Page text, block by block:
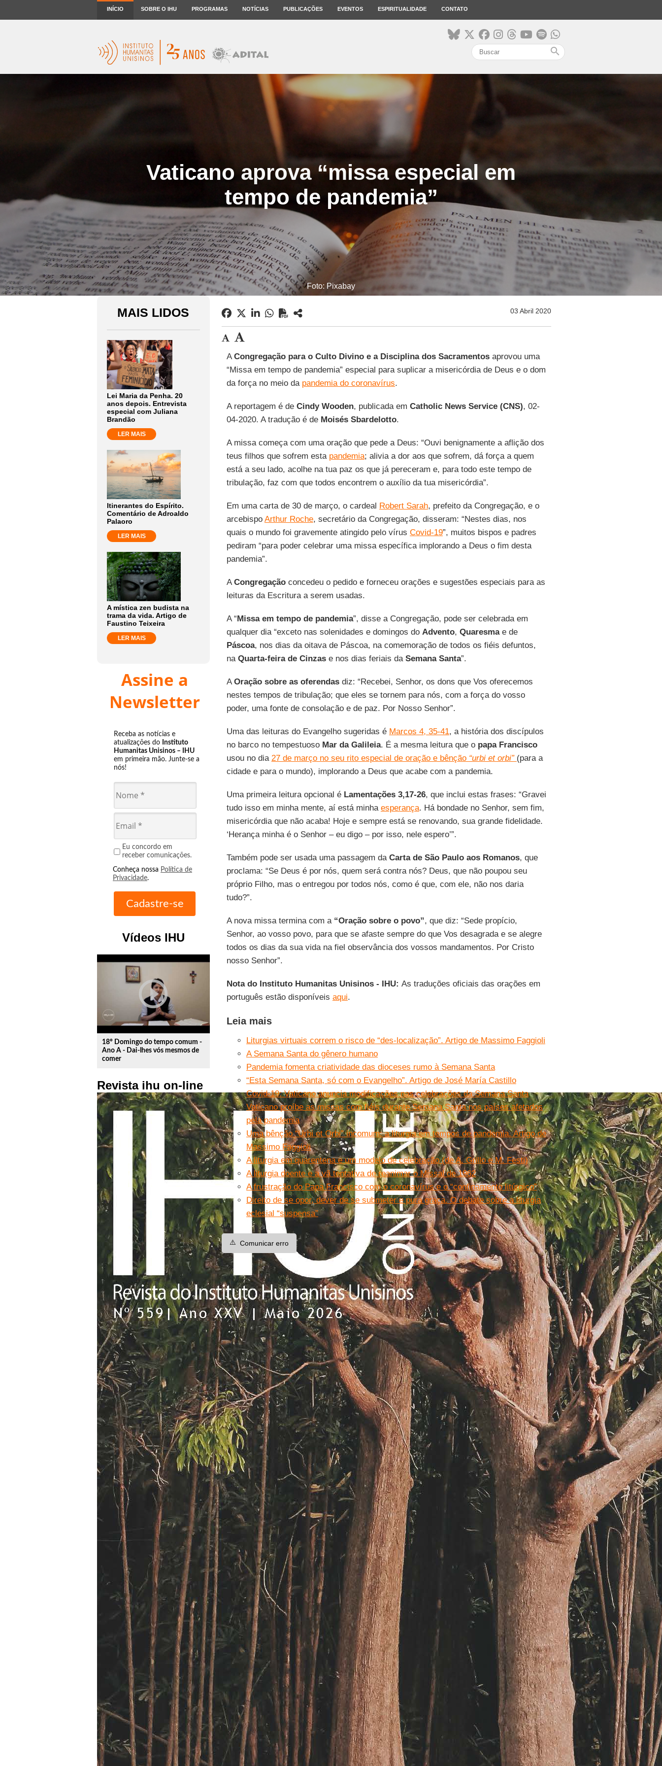
INÍCIO SOBRE O IHU PROGRAMAS NOTÍCIAS PUBLICAÇÕES EVENTOS ESPIRITUALIDADE CONTATO
search
Vaticano aprova “missa especial em
tempo de pandemia”
Foto: Pixabay
MAIS LIDOS
Lei Maria da Penha. 20
anos depois. Entrevista
especial com Juliana
Brandão
LER MAIS
Itinerantes do Espírito.
Comentário de Adroaldo
Palaoro
LER MAIS
A mística zen budista na
trama da vida. Artigo de
Faustino Teixeira
LER MAIS
Assine a
Newsletter
Receba as notícias e
atualizações do Instituto
Humanitas Unisinos – IHU
em primeira mão. Junte-se a
nós!
Eu concordo em
receber comunicações.
Conheça nossa Política de
Privacidade.
Vídeos IHU
play_circle_outline
18º Domingo do tempo comum -
Ano A - Dai-lhes vós mesmos de
comer
Revista ihu on-line
03 Abril 2020
ACongregação para o Culto Divino e a Disciplina dos Sacramentosaprovou uma
“Missa em tempo de pandemia” especial para suplicar a misericórdia de Deus e o dom
da força no meio da pandemia do coronavírus.
A reportagem é de Cindy Wooden, publicada em Catholic News Service (CNS), 02-
04-2020. A tradução é de Moisés Sbardelotto.
A missa começa com uma oração que pede a Deus: “Ouvi benignamente a aflição dos
teus filhos que sofrem esta pandemia; alivia a dor aos que sofrem, dá força a quem
está a seu lado, acolhe na tua paz os que já pereceram e, para todo este tempo de
tribulação, faz com que todos encontrem o auxílio da tua misericórdia”.
Em uma carta de 30 de março, o cardeal Robert Sarah, prefeito da Congregação, e o
arcebispo Arthur Roche, secretário da Congregação, disseram: “Nestes dias, nos
quais o mundo foi gravemente atingido pelo vírus Covid-19”, muitos bispos e padres
pediram “para poder celebrar uma missa específica implorando a Deus o fim desta
pandemia”.
ACongregaçãoconcedeu o pedido e forneceu orações e sugestões especiais para as
leituras da Escritura a serem usadas.
A “Missa em tempo de pandemia”, disse a Congregação, pode ser celebrada em
qualquer dia “exceto nas solenidades e domingos do Advento, Quaresmae de
Páscoa, nos dias da oitava de Páscoa, na comemoração de todos os fiéis defuntos,
na Quarta-feira de Cinzase nos dias feriais da Semana Santa”.
AOração sobre as oferendasdiz: “Recebei, Senhor, os dons que Vos oferecemos
nestes tempos de tribulação; que eles se tornem para nós, com a força do vosso
poder, uma fonte de consolação e de paz. Por Nosso Senhor”.
Uma das leituras do Evangelho sugeridas é Marcos 4, 35-41, a história dos discípulos
no barco no tempestuoso Mar da Galileia. É a mesma leitura que o papa Francisco
usou no dia 27 de março no seu rito especial de oração e bênção “urbi et orbi” (para a
cidade e para o mundo), implorando a Deus que acabe com a pandemia.
Uma primeira leitura opcional é Lamentações 3,17-26, que inclui estas frases: “Gravei
tudo isso em minha mente, aí está minha esperança. Há bondade no Senhor, sem fim,
misericórdia que não acaba! Hoje e sempre está se renovando, sua grande fidelidade.
‘Herança minha é o Senhor – eu digo – por isso, nele espero’”.
Também pode ser usada uma passagem da Carta de São Paulo aos Romanos, que
proclama: “Se Deus é por nós, quem será contra nós? Deus, que não poupou seu
próprio Filho, mas o entregou por todos nós, como é que, com ele, não nos daria
tudo?”.
A nova missa termina com a “Oração sobre o povo”, que diz: “Sede propício,
Senhor, ao vosso povo, para que se afaste sempre do que Vos desagrada e se alegre
todos os dias da sua vida na fiel observância dos vossos mandamentos. Por Cristo
nosso Senhor”.
Nota do Instituto Humanitas Unisinos - IHU: As traduções oficiais das orações em
português estão disponíveis aqui.
Leia mais
Liturgias virtuais correm o risco de “des-localização”. Artigo de Massimo Faggioli
A Semana Santa do gênero humano
Pandemia fomenta criatividade das dioceses rumo à Semana Santa
“Esta Semana Santa, só com o Evangelho”. Artigo de José María Castillo
Covid-19: Vaticano anuncia modificações nas celebrações da Semana Santa
Vaticano proíbe as missas com fiéis durante Semana Santa nos países afetados
pela pandemia
Uma bênção “Urbi et Orbi” incomum: a liturgia em tempos de pandemia. Artigo de
Massimo Faggioli
A liturgia em quarentena e um modelo de celebração (de A. Grillo e M. Festi)
A liturgia doente e a vã tentativa de reanimar o Missal de 1962
A frustração do Papa Francisco com o coronavírus e o “confinamento litúrgico”
Direito de se opor, dever de se submeter e pura graça. O debate sobre a liturgia
eclesial “suspensa”
⚠️ Comunicar erro